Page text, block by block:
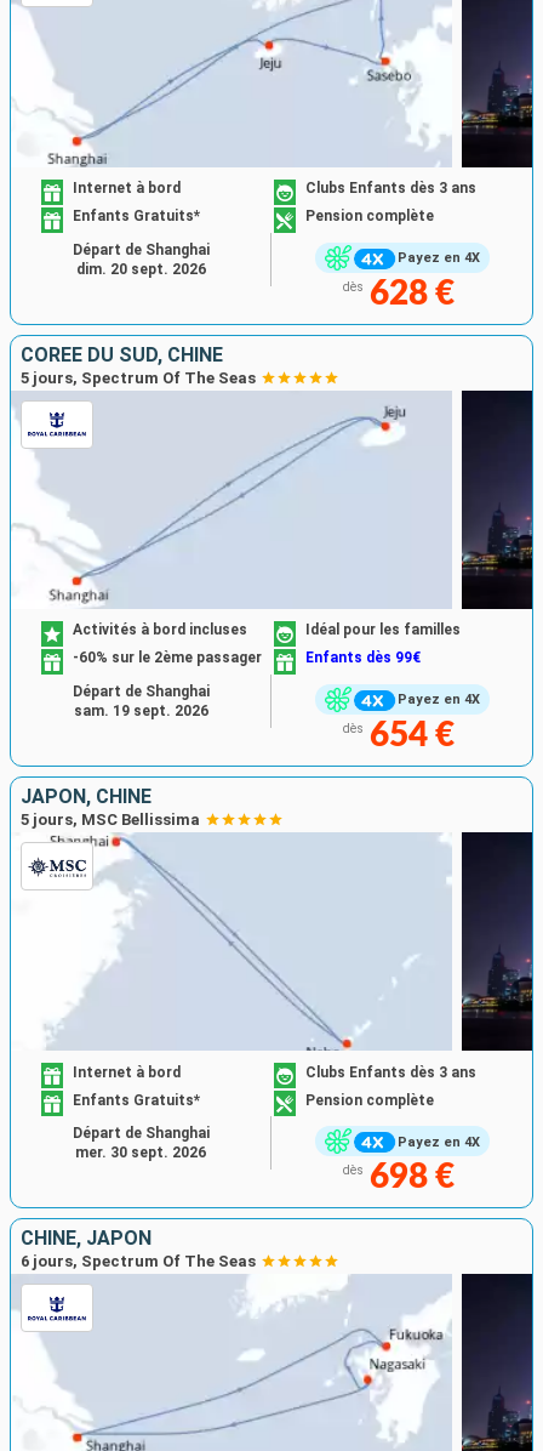
Payez en 4X
Internet à bord
Clubs Enfants dès 3 ans
Enfants Gratuits*
Pension complète
dès 628 €
Départ de Shanghai
dim. 20 sept. 2026
CORÉE DU SUD, CHINE
5 jours, Spectrum Of The Seas
Payez en 4X
Activités à bord incluses
Idéal pour les familles
-60% sur le 2ème passager
Enfants dès 99€
dès 654 €
Départ de Shanghai
sam. 19 sept. 2026
JAPON, CHINE
5 jours, MSC Bellissima
Payez en 4X
Internet à bord
Clubs Enfants dès 3 ans
Enfants Gratuits*
Pension complète
dès 698 €
Départ de Shanghai
mer. 30 sept. 2026
CHINE, JAPON
6 jours, Spectrum Of The Seas